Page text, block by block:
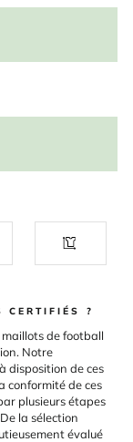
CERTIFIÉS ?
maillots de football
Notre
disposition de ces
conformité de ces
plusieurs étapes
la sélection
évalué